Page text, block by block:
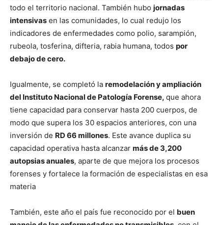
todo el territorio nacional. También hubo jornadas
intensivas en las comunidades, lo cual redujo los
indicadores de enfermedades como polio, sarampión,
rubeola, tosferina, difteria, rabia humana, todos por
debajo de cero.
Igualmente, se completó la remodelación y ampliación
del Instituto Nacional de Patología Forense, que ahora
tiene capacidad para conservar hasta 200 cuerpos, de
modo que supera los 30 espacios anteriores, con una
inversión de RD 66 millones. Este avance duplica su
capacidad operativa hasta alcanzar más de 3,200
autopsias anuales, aparte de que mejora los procesos
forenses y fortalece la formación de especialistas en esa
materia
También, este año el país fue reconocido por el buen